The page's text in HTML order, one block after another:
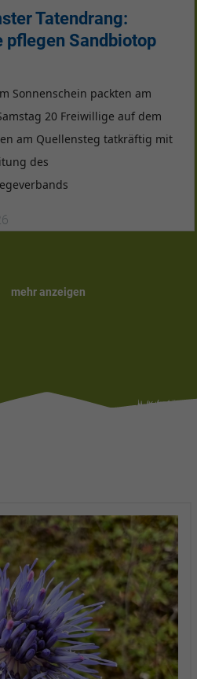
Tatendrang:
pflegen Sandbiotop
Sonnenschein packten am
20 Freiwillige auf dem
am Quellensteg tatkräftig mit
des
mehr anzeigen